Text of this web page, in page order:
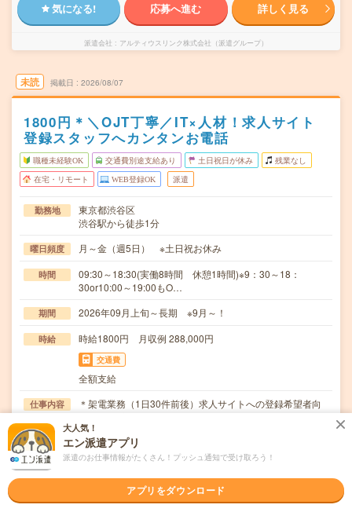
気になる! 応募へ進む 詳しく見る
派遣会社 アルティウスリンク株式会社（派遣グループ）
未読 掲載日 2026/08/07
1800円＊＼OJT丁寧／IT×人材！求人サイト
登録スタッフへカンタンお電話
職種未経験OK 交通費別途支給あり 土日祝日が休み 残業なし
在宅・リモート WEB登録OK 派遣
勤務地
東京都渋谷区
渋谷駅から徒歩1分
曜日頻度 月～金（週5日） ※土日祝お休み
時間
09:30～18:30(実働8時間 休憩1時間)※9：30～18：
30or10:00～19:00もO…
期間 2026年09月上旬～長期 ※9月～！
時給 時給1800円 月収例 288,000円
交通費
全額支給
仕事内容
＊架電業務（1日30件前後）求人サイトへの登録希望者向
応募資格
職種未経験OK / ブランクOK / パソコンスキル不要 / 英語力
不要
職場の雰囲気
大人気！
エン派遣アプリ
派遣のお仕事情報がたくさん！プッシュ通知で受け取ろう！
アプリをダウンロード